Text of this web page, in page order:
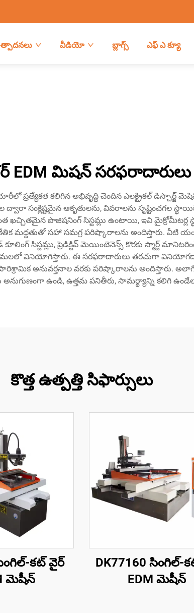
వీడియో బ్లాగ్స్ ఎఫ్ ఎ క్యూ
EDM మిషన్ సరఫరాదారులు
కలిగిన అభివృద్ధి చెందిన ఎలక్ట్రికల్ డిస్చార్జ్
సంక్లిష్టమైన ఆకృతులను, వివరాలను సృష్టించగల
ఖచ్చితమైన పొజిషనింగ్ సిస్టమ్లు ఉంటాయి, ఇవి
మద్దతుతో సహా సమగ్ర పరిష్కారాలను అందిస్తారు.
కూలింగ్ సిస్టమ్లు, ప్రెడిక్టివ్ మెయింటెనెన్స్ కొరకు
వినియోగిస్తారు. ఈ సరఫరాదారులు తరచుగా
అనువర్తనాల వరకు పరిష్కారాలను అందిస్తారు.
ఉండి, ఉత్తమ పనితీరు, సామర్థ్యాన్ని కలిగి ఉండేలా
కొత్త ఉత్పత్తి సిఫార్సులు
కట్ వైర్
మెషీన్
DK77160 సింగిల్-
EDM మెషీన్